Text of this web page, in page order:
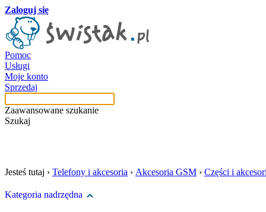
Zaloguj się
Pomoc
Usługi
Moje konto
Sprzedaj
Zaawansowane szukanie
Szukaj
Jesteś tutaj › Telefony i akcesoria › Akcesoria GSM › Części i
Kategoria nadrzędna